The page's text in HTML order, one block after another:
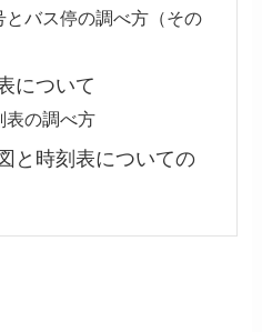
とバス停の調べ方（その
について
表の調べ方
と時刻表についての